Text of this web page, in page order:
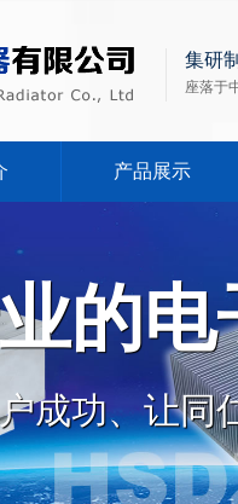
集研
座落于
产品展示
的
成功、让同